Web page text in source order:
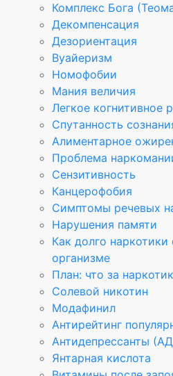
Комплекс Бога
Декомпенсация
Дезориентация
Вуайеризм
Номофобии
Мания величия
Легкое когнитивное
Спутанность
Алиментарное
Проблема
Сензитивность
Канцерофобия
Симптомы речевых
Нарушения памяти
Как долго
организме
План: что за наркотик
Солевой никотин
Модафинил
Антирейтинг
Антидепрессанты
Янтарная кислота